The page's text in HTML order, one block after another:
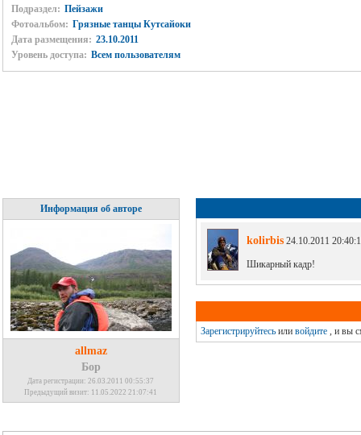
Подраздел: Пейзажи
Фотоальбом: Грязные танцы Кутсайоки
Дата размещения: 23.10.2011
Уровень доступа: Всем пользователям
Информация об авторе
allmaz
Бор
Дата регистрации: 26.03.2011 00:55:37
Предыдущий визит: 11.05.2022 21:07:41
kolirbis24.10.2011
Шикарный кадр!
Зарегистрируйтесьили войдите, и вы